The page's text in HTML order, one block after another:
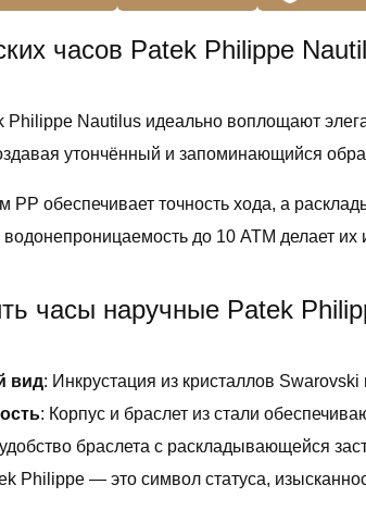
часов Patek Philippe
Nautilus идеально воплощают
утончённый и запоминающийся
PP обеспечивает точность хода, а
до 10 АТМ делает
часы наручные Patek
вид: Инкрустация из кристаллов
: Корпус и браслет из стали
удобство браслета с раскладывающейся
Philippe — это символ статуса,